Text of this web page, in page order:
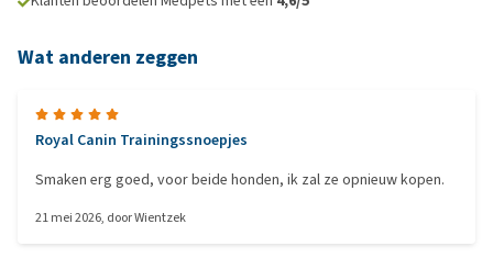
Wat anderen zeggen
Royal Canin Trainingssnoepjes
Smaken erg goed, voor beide honden, ik zal ze opnieuw kopen.
21 mei 2026, doorWientzek